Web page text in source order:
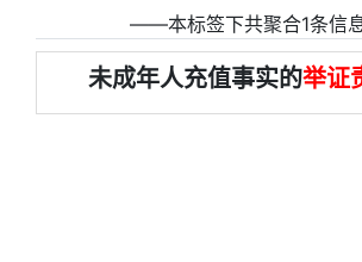
――本标签下共聚合1条
未成年人充值事实的举证